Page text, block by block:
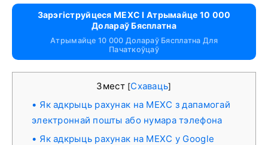
Зарэгіструйцеся MEXC І Атрымайце 10 000
Долараў Бясплатна
Атрымайце 10 000 Долараў Бясплатна Для
Пачаткоўцаў
Змест [Схаваць]
Як адкрыць рахунак на MEXC з дапамогай
электроннай пошты або нумара тэлефона
Як адкрыць рахунак на MEXC у Google